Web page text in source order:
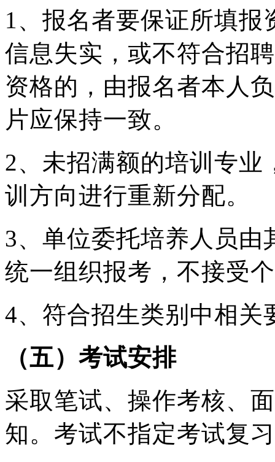
1、报名者要保证所填
信息失实，或不符合招
资格的，由报名者本人
片应保持一致。
2、未招满额的培训专
训方向进行重新分配。
3、单位委托培养人员
统一组织报考，不接受
4、符合招生类别中相关
（五）考试安排
采取笔试、操作考核、
知。考试不指定考试复